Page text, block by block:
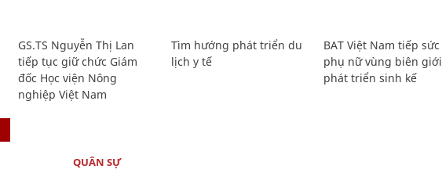
GS.TS Nguyễn Thị Lan
tiếp tục giữ chức Giám
đốc Học viện Nông
nghiệp Việt Nam
Tìm hướng phát triển du
lịch y tế
BAT Việt Nam tiếp sức
phụ nữ vùng biên giới
phát triển sinh kế
QUÂN SỰ